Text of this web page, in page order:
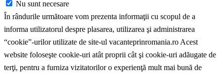
Nu sunt necesare
În rândurile următoare vom prezenta informaţii cu scopul de a
informa utilizatorul despre plasarea, utilizarea şi administrarea
“cookie”-urilor utilizate de site-ul vacanteprinromania.ro Acest
website foloseşte cookie-uri atât proprii cât şi cookie-uri adăugate de
terţi, pentru a furniza vizitatorilor o experienţă mult mai bună de